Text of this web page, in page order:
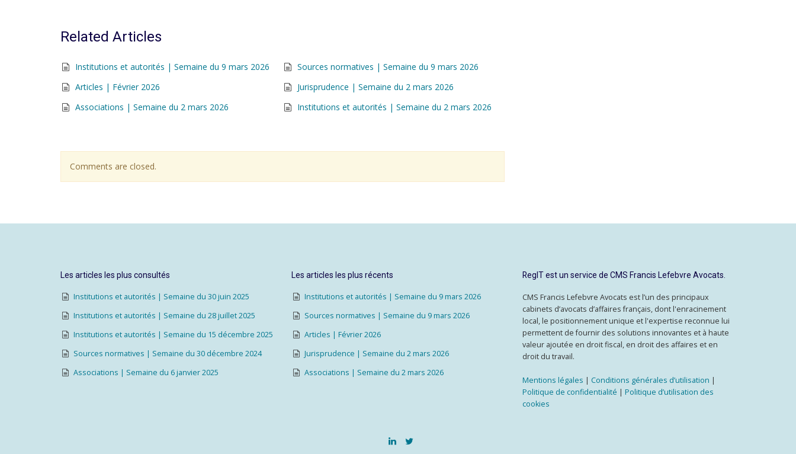
Related Articles
Institutions et autorités | Semaine du 9 mars 2026
Sources normatives | Semaine du 9 mars 2026
Articles | Février 2026
Jurisprudence | Semaine du 2 mars 2026
Associations | Semaine du 2 mars 2026
Institutions et autorités | Semaine du 2 mars 2026
Comments are closed.
Les articles les plus consultés
Institutions et autorités | Semaine du 30 juin 2025
Institutions et autorités | Semaine du 28 juillet 2025
Institutions et autorités | Semaine du 15 décembre 2025
Sources normatives | Semaine du 30 décembre 2024
Associations | Semaine du 6 janvier 2025
Les articles les plus récents
Institutions et autorités | Semaine du 9 mars 2026
Sources normatives | Semaine du 9 mars 2026
Articles | Février 2026
Jurisprudence | Semaine du 2 mars 2026
Associations | Semaine du 2 mars 2026
RegIT est un service de CMS Francis Lefebvre Avocats.
CMS Francis Lefebvre Avocats est l’un des principaux
cabinets d’avocats d’affaires français, dont l'enracinement
local, le positionnement unique et l'expertise reconnue lui
permettent de fournir des solutions innovantes et à haute
valeur ajoutée en droit fiscal, en droit des affaires et en
droit du travail.
Mentions légales | Conditions générales d’utilisation |
Politique de confidentialité | Politique d’utilisation des
cookies